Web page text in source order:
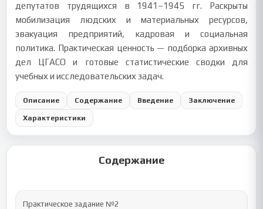
депутатов трудящихся в 1941–1945 гг. Раскрыты
мобилизация людских и материальных ресурсов,
эвакуация предприятий, кадровая и социальная
политика. Практическая ценность — подборка архивных
дел ЦГАСО и готовые статистические сводки для
учебных и исследовательских задач.
Описание Содержание Введение Заключение
Характеристики
Содержание
Практическое задание №2